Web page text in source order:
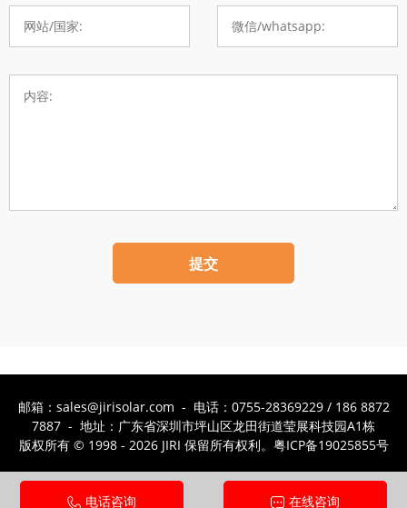
提交
邮箱：sales@jirisolar.com - 电话：0755-28369229 / 186 8872
7887 - 地址：广东省深圳市坪山区龙田街道莹展科技园A1栋
版权所有 © 1998 - 2026 JIRI 保留所有权利。 粤ICP备19025855号
电话咨询 在线咨询